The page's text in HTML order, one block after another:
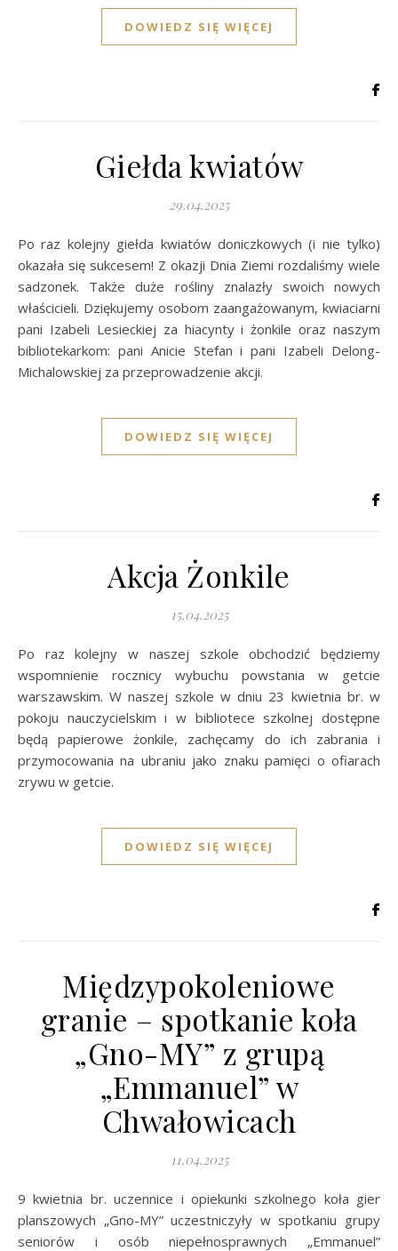
DOWIEDZ SIĘ WIĘCEJ
Giełda kwiatów
29.04.2025
Po raz kolejny giełda kwiatów doniczkowych (i nie tylko)
okazała się sukcesem! Z okazji Dnia Ziemi rozdaliśmy wiele
sadzonek. Także duże rośliny znalazły swoich nowych
właścicieli. Dziękujemy osobom zaangażowanym, kwiaciarni
pani Izabeli Lesieckiej za hiacynty i żonkile oraz naszym
bibliotekarkom: pani Anicie Stefan i pani Izabeli Delong-
Michalowskiej za przeprowadzenie akcji.
DOWIEDZ SIĘ WIĘCEJ
Akcja Żonkile
15.04.2025
Po raz kolejny w naszej szkole obchodzić będziemy
wspomnienie rocznicy wybuchu powstania w getcie
warszawskim. W naszej szkole w dniu 23 kwietnia br. w
pokoju nauczycielskim i w bibliotece szkolnej dostępne
będą papierowe żonkile, zachęcamy do ich zabrania i
przymocowania na ubraniu jako znaku pamięci o ofiarach
zrywu w getcie.
DOWIEDZ SIĘ WIĘCEJ
Międzypokoleniowe
granie – spotkanie koła
„Gno-MY” z grupą
„Emmanuel” w
Chwałowicach
11.04.2025
9 kwietnia br. uczennice i opiekunki szkolnego koła gier
planszowych „Gno-MY” uczestniczyły w spotkaniu grupy
seniorów i osób niepełnosprawnych „Emmanuel”